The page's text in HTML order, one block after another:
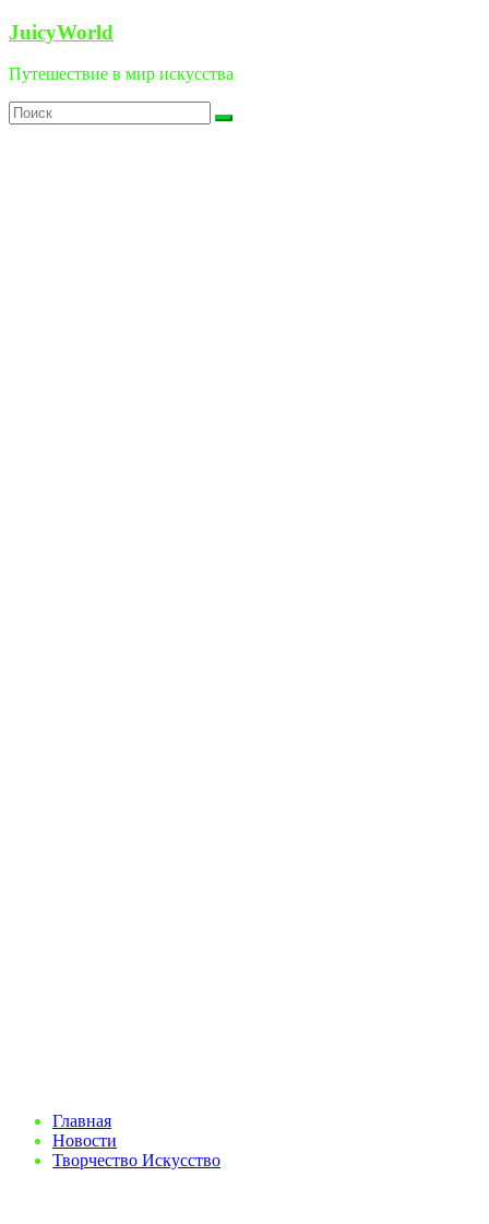
Перейти
содержимому
JuicyWorld
Путешествие в мир искусства
Главная
Новости
Творчество Искусство